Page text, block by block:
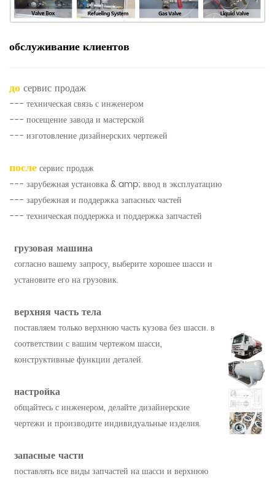
обслуживание клиентов
досервис продаж
--- техническая связь с инженером
--- посещение завода и мастерской
--- изготовление дизайнерских чертежей
послесервис продаж
--- зарубежная установка & amp; ввод в эксплуатацию
--- зарубежная и поддержка запасных частей
--- техническая поддержка и поддержка запчастей
грузовая машина
согласно вашему запросу, выберите хорошее шасси и
установите его на грузовик.
верхняя часть тела
поставляем только верхнюю часть кузова без шасси. в
соответствии с вашим чертежом шасси,
конструктивные функции деталей.
настройка
общайтесь с инженером, делайте дизайнерские
чертежи и производите индивидуальные изделия.
запасные части
поставлять все виды запчастей на шасси и верхнюю